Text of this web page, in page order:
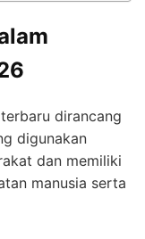
dirancang
digunakan
dan memiliki
manusia serta